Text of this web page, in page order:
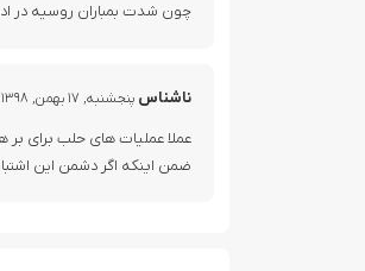
چون شدت بمباران روسیه در
ناشناس پنجشنبه, ۱۷ بهمن, ۱۳۹۸ - ۰۹:۱۲
عملا عملیات های حلب برای
ضمن اینکه اگر دشمن این